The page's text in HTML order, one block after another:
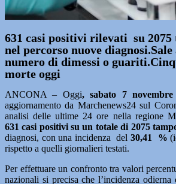
631 casi positivi rilevati su
nel percorso nuove
numero di dimessi o
morte oggi
ANCONA – Oggi, sabato 7 novembre
aggiornamento da Marchenews24 sul
analisi delle ultime 24 ore nella regione
631 casi positivi su un totale di 2075
diagnosi, con una incidenza del30,41 %
rispetto a quelli giornalieri testati.
Per effettuare un confronto tra valori
nazionali si precisa che l’incidenza